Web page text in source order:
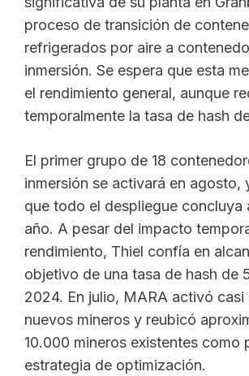
proceso de transición de
refrigerados por aire a
inmersión. Se espera que esta
el rendimiento general, aunque
temporalmente la tasa de hash
El primer grupo de 18
inmersión se activará en agosto,
que todo el despliegue concluya
año. A pesar del impacto
rendimiento, Thiel confía en
objetivo de una tasa de hash de
2024. En julio, MARA activó casi
nuevos mineros y reubicó
10.000 mineros existentes como
estrategia de optimización.